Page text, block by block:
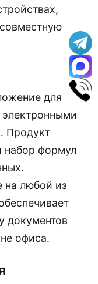
для
Продукт
формул
на любой из
документов
офиса.